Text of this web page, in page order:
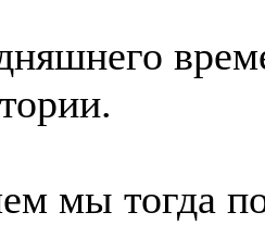
мы тогда